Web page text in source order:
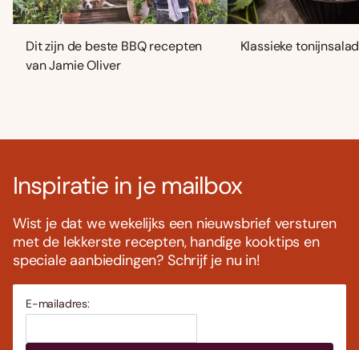
Dit zijn de beste BBQ recepten
van Jamie Oliver
Klassieke
Inspiratie in je mailbox
Wist je dat we wekelijks een nieuwsbrief versturen
met de lekkerste recepten, handige kooktips en
speciale aanbiedingen? Schrijf je nu in!
E-mailadres: